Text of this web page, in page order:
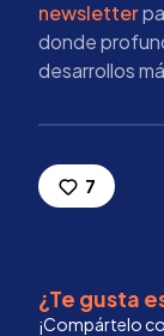
newsletter
donde
desarrollos
7
¿Te gusta
¡Compártelo